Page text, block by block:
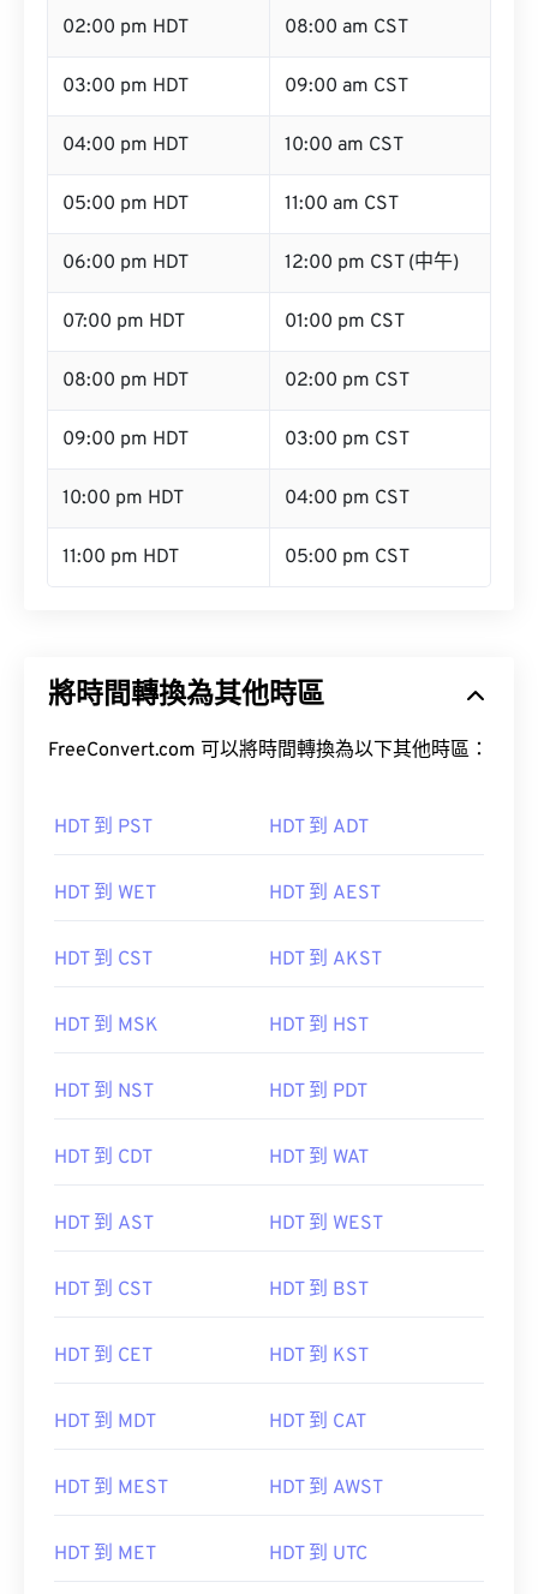
02:00 pm HDT 08:00 am CST
03:00 pm HDT 09:00 am CST
04:00 pm HDT 10:00 am CST
05:00 pm HDT 11:00 am CST
06:00 pm HDT 12:00 pm CST (中午)
07:00 pm HDT 01:00 pm CST
08:00 pm HDT 02:00 pm CST
09:00 pm HDT 03:00 pm CST
10:00 pm HDT 04:00 pm CST
11:00 pm HDT 05:00 pm CST
將時間轉換為其他時區
FreeConvert.com 可以將時間轉換為以下其他時區：
HDT 到 PST HDT 到 ADT
HDT 到 WET HDT 到 AEST
HDT 到 CST HDT 到 AKST
HDT 到 MSK HDT 到 HST
HDT 到 NST HDT 到 PDT
HDT 到 CDT HDT 到 WAT
HDT 到 AST HDT 到 WEST
HDT 到 CST HDT 到 BST
HDT 到 CET HDT 到 KST
HDT 到 MDT HDT 到 CAT
HDT 到 MEST HDT 到 AWST
HDT 到 MET HDT 到 UTC